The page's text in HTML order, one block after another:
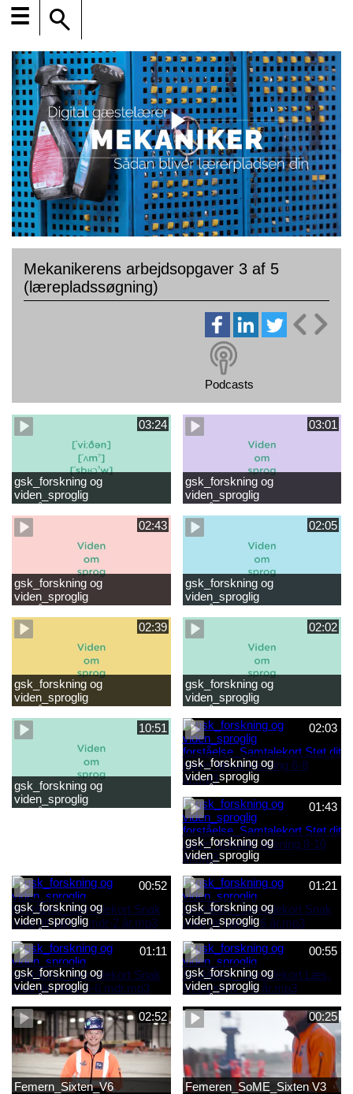
☰
Mekanikerens arbejdsopgaver 3 af 5
(lærepladssøgning)
Podcasts
03:24
gsk_forskning og
viden_sproglig
læsevanskeligheder.mp4
03:01
gsk_forskning og
viden_sproglig
første læsning 6-8 år.mp4
02:43
gsk_forskning og
viden_sproglig
forståelse_Støt dit barns
fortsatte læsning 8-10 år.mp4
02:05
gsk_forskning og
viden_sproglig
forståelse_Snak med dit barn
6 mdr-2 år.mp4
02:39
gsk_forskning og
viden_sproglig
forståelse_Snak med dit barn
2-6 år.mp4
02:02
gsk_forskning og
viden_sproglig
forståelse_Snak med din
baby 0-6 mdr.mp4
10:51
gsk_forskning og
viden_sproglig
forståelse_Barnets sproglige
02:03
gsk_forskning og
viden_sproglig
forståelse_Samtalekort Støt
dit barns første læsning 6-8
år.mp3
01:43
gsk_forskning og
viden_sproglig
forståelse_Samtalekort Støt
dit barns fortsatte læsning 8-
10 år.mp3
00:52
gsk_forskning og
viden_sproglig
forståelse_Samtalekort Snak
med dit barn 6 mdr-2 år.mp3
01:21
gsk_forskning og
viden_sproglig
forståelse_Samtalekort Snak
med dit barn 2-6 år.mp3
01:11
gsk_forskning og
viden_sproglig
forståelse_Samtalekort Snak
med din baby 0-6 mdr.mp3
00:55
gsk_forskning og
viden_sproglig
forståelse_Samtalekort Læs,
lyt og skriv 3-6 år.mp3
02:52
Femern_Sixten_V6
00:25
Femeren_SoME_Sixten V3